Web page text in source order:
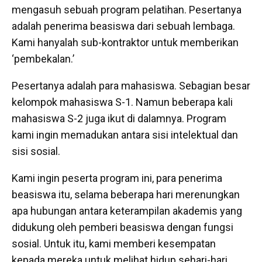
mengasuh sebuah program pelatihan. Pesertanya
adalah penerima beasiswa dari sebuah lembaga.
Kami hanyalah sub-kontraktor untuk memberikan
‘pembekalan.’
Pesertanya adalah para mahasiswa. Sebagian besar
kelompok mahasiswa S-1. Namun beberapa kali
mahasiswa S-2 juga ikut di dalamnya. Program
kami ingin memadukan antara sisi intelektual dan
sisi sosial.
Kami ingin peserta program ini, para penerima
beasiswa itu, selama beberapa hari merenungkan
apa hubungan antara keterampilan akademis yang
didukung oleh pemberi beasiswa dengan fungsi
sosial. Untuk itu, kami memberi kesempatan